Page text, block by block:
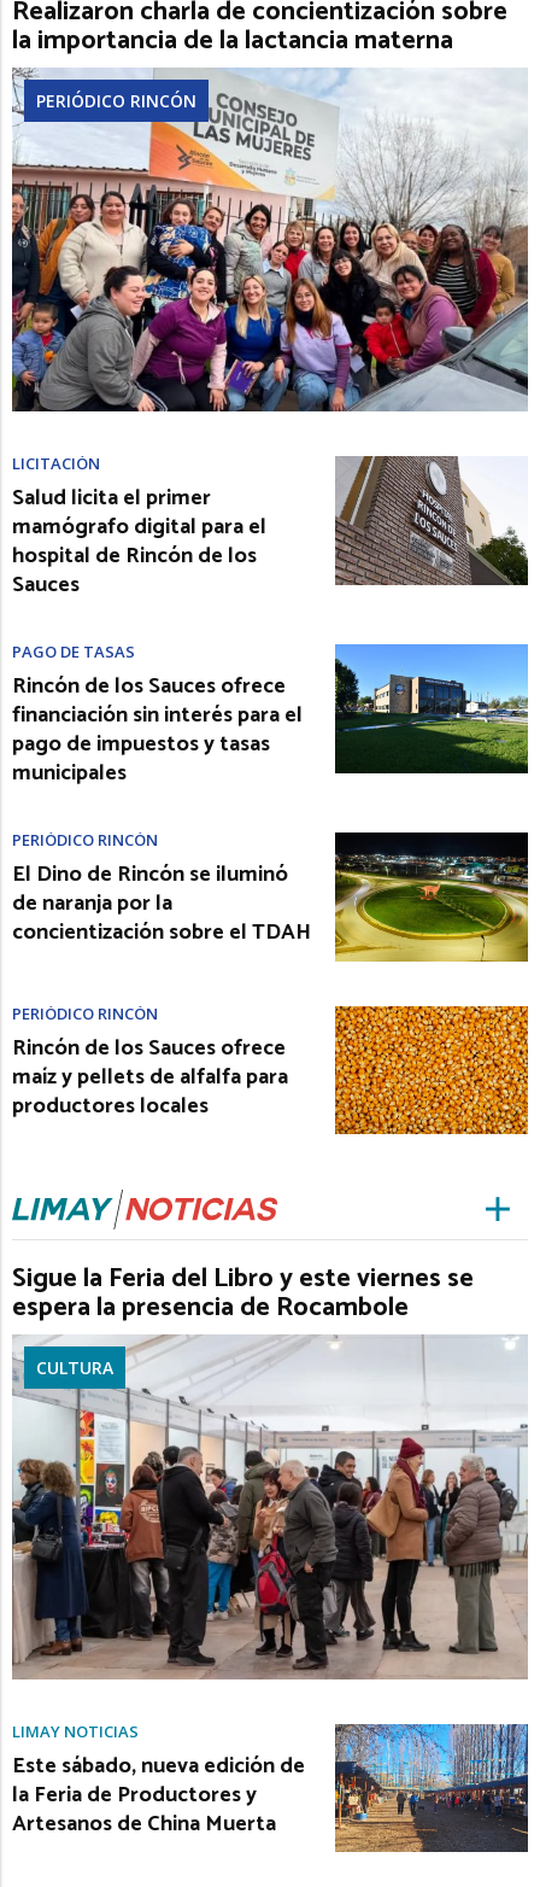
Realizaron charla de concientización sobre
la importancia de la lactancia materna
PERIÓDICO RINCÓN
LICITACIÓN
Salud licita el primer
mamógrafo digital para el
hospital de Rincón de los
Sauces
PAGO DE TASAS
Rincón de los Sauces ofrece
financiación sin interés para el
pago de impuestos y tasas
municipales
PERIÓDICO RINCÓN
El Dino de Rincón se iluminó
de naranja por la
concientización sobre el TDAH
PERIÓDICO RINCÓN
Rincón de los Sauces ofrece
maíz y pellets de alfalfa para
productores locales
Sigue la Feria del Libro y este viernes se
espera la presencia de Rocambole
CULTURA
LIMAY NOTICIAS
Este sábado, nueva edición de
la Feria de Productores y
Artesanos de China Muerta